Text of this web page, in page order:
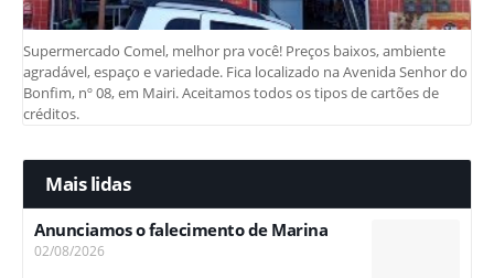
Supermercado Comel, melhor pra você! Preços baixos, ambiente
agradável, espaço e variedade. Fica localizado na Avenida Senhor do
Bonfim, nº 08, em Mairi. Aceitamos todos os tipos de cartões de
créditos.
Mais lidas
Anunciamos o falecimento de Marina
02/08/2026